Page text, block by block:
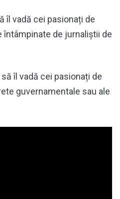
îl vadă cei pasionați de
de jurnaliștii de
îl vadă cei pasionați de
guvernamentale sau ale